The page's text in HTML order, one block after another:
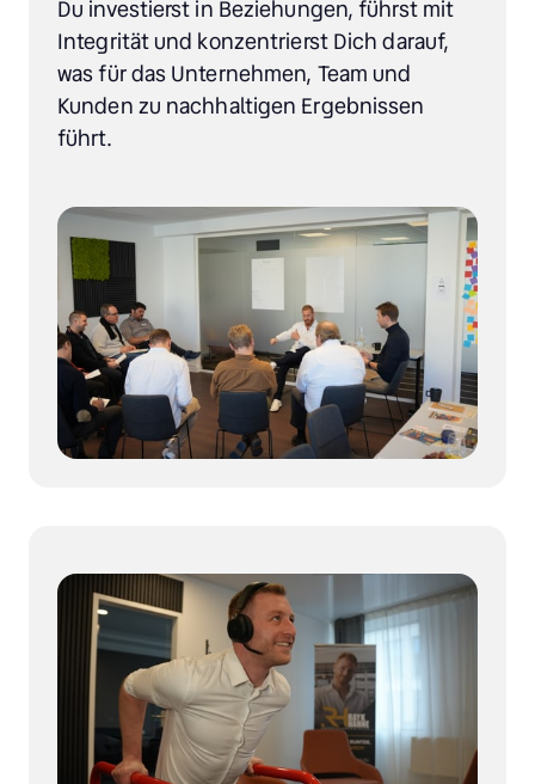
Du investierst in Beziehungen, führst mit
Integrität und konzentrierst Dich darauf,
was für das Unternehmen, Team und
Kunden zu nachhaltigen Ergebnissen
führt.